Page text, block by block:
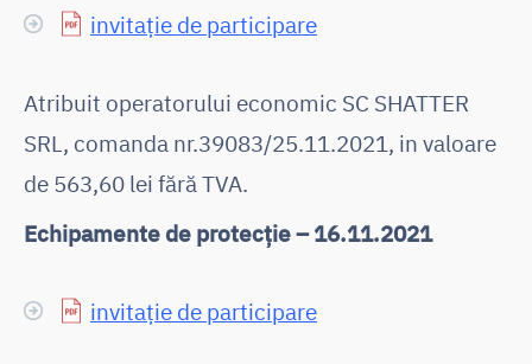
invitație de participare
Atribuit operatorului economic SC SHATTER
SRL, comanda nr.39083/25.11.2021, in valoare
de 563,60 lei fără TVA.
Echipamente de protecție – 16.11.2021
invitație de participare